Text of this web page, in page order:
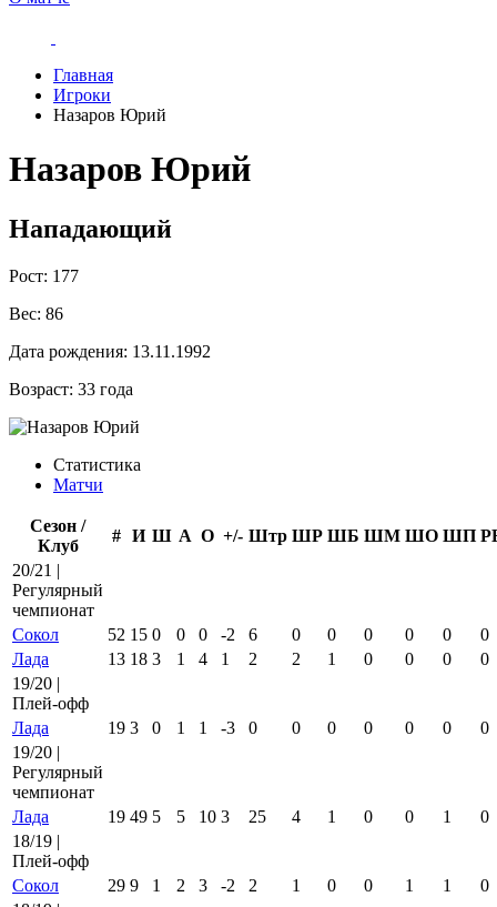
Главная
Игроки
Назаров Юрий
Назаров Юрий
Нападающий
Рост: 177
Вес: 86
Дата рождения: 13.11.1992
Возраст: 33 года
Статистика
Матчи
Сезон /
Клуб
# И Ш А О +/- Штр ШР ШБ ШМ ШО ШП
20/21 |
Регулярный
чемпионат
Сокол
52 15 0 0 0 -2 6 0 0 0 0 0
0
Лада
13 18 3 1 4 1 2 2 1 0 0 0
0
19/20 |
Плей-офф
Лада
19 3 0 1 1 -3 0 0 0 0 0 0
0
19/20 |
Регулярный
чемпионат
Лада
19 49 5 5 10 3 25 4 1 0 0 1
0
18/19 |
Плей-офф
Сокол
29 9 1 2 3 -2 2 1 0 0 1 1
0